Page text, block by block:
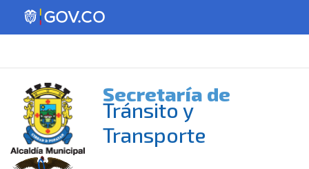
Secretaría de
Tránsito y
Transporte